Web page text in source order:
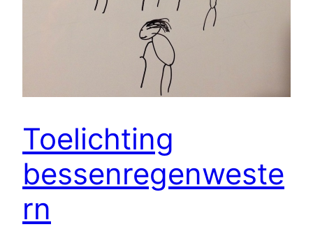
Toelichting
bessenregenweste
rn